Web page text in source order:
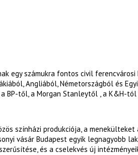
egy számukra fontos civil ferencvárosi
Angliából, Németországból és
BP-től, a Morgan Stanleytől , a K&H-tól
színházi produkciója, a menekülteket
vásár Budapest egyik legnagyobb
és a cselekvés új